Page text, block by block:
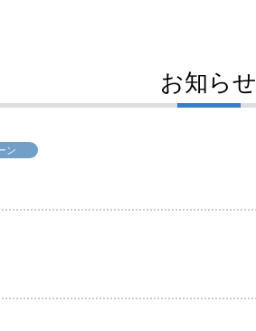
お知らせ
ン